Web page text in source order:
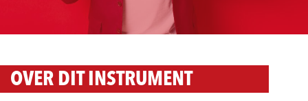
OVER DIT INSTRUMENT